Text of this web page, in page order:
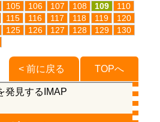
105 106 107 108 109
110
115 116 117 118 119
120
125 126 127 128 129
130
TOPへ
< 前に戻る
見するIMAP